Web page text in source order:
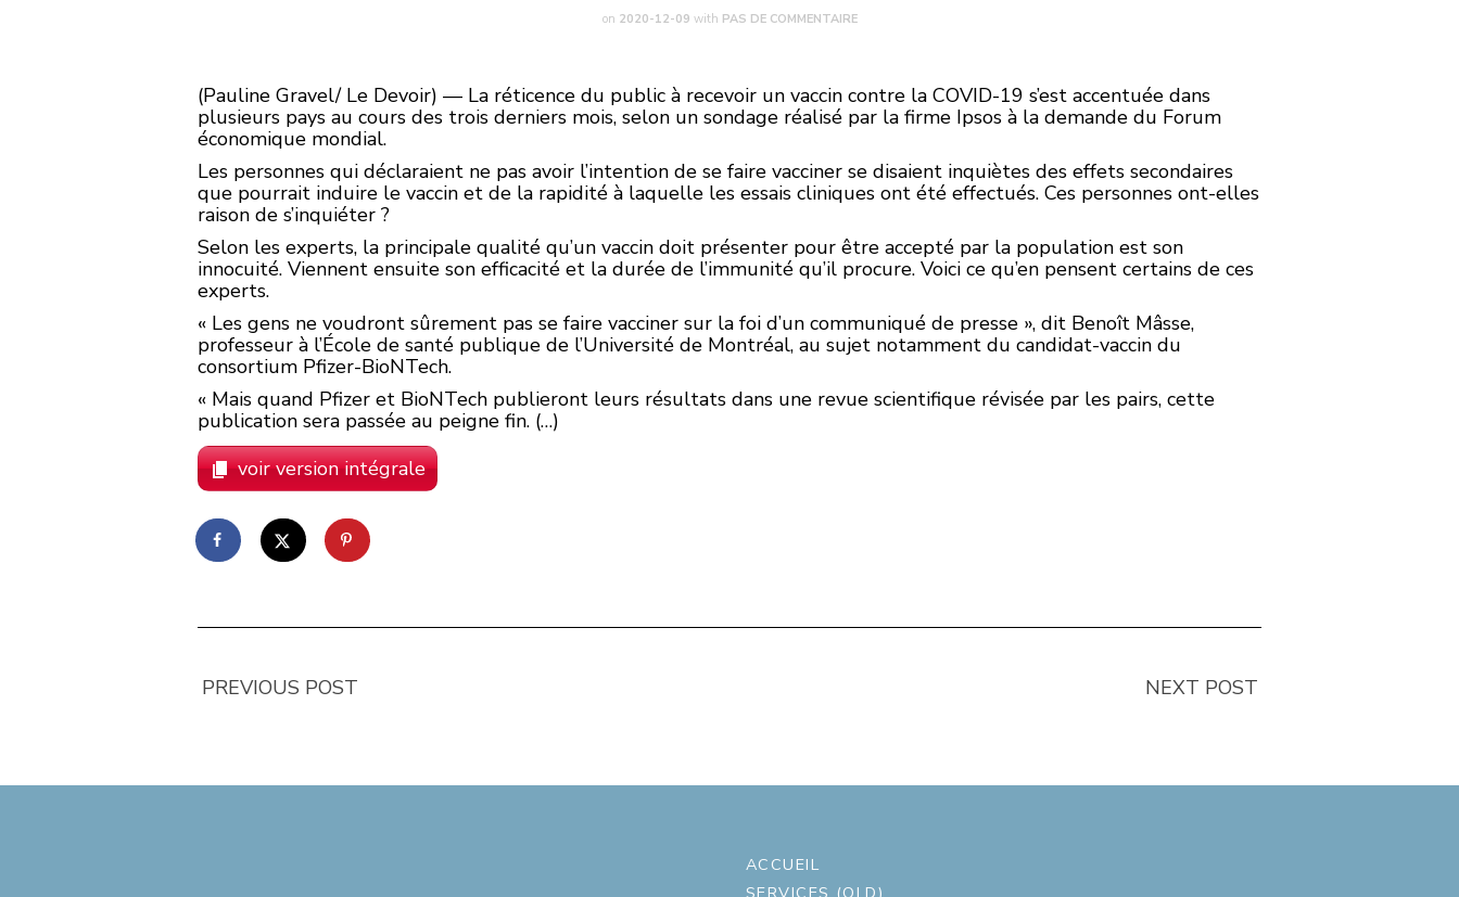
on 2020-12-09 with PAS DE COMMENTAIRE
(Pauline Gravel/ Le Devoir) — La réticence du public à recevoir un vaccin contre la COVID-19 s’est accentuée dans
plusieurs pays au cours des trois derniers mois, selon un sondage réalisé par la firme Ipsos à la demande du Forum
économique mondial.
Les personnes qui déclaraient ne pas avoir l’intention de se faire vacciner se disaient inquiètes des effets secondaires
que pourrait induire le vaccin et de la rapidité à laquelle les essais cliniques ont été effectués. Ces personnes ont-elles
raison de s’inquiéter ?
Selon les experts, la principale qualité qu’un vaccin doit présenter pour être accepté par la population est son
innocuité. Viennent ensuite son efficacité et la durée de l’immunité qu’il procure. Voici ce qu’en pensent certains de ces
experts.
« Les gens ne voudront sûrement pas se faire vacciner sur la foi d’un communiqué de presse », dit Benoît Mâsse,
professeur à l’École de santé publique de l’Université de Montréal, au sujet notamment du candidat-vaccin du
consortium Pfizer-BioNTech.
« Mais quand Pfizer et BioNTech publieront leurs résultats dans une revue scientifique révisée par les pairs, cette
publication sera passée au peigne fin. (…)
voir version intégrale
PREVIOUS POST NEXT POST
ACCUEIL
SERVICES (OLD)